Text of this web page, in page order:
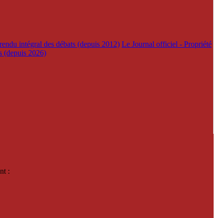
intégral des débats (depuis 2012) Le Journal officiel - Propriété
(depuis 2026)
: